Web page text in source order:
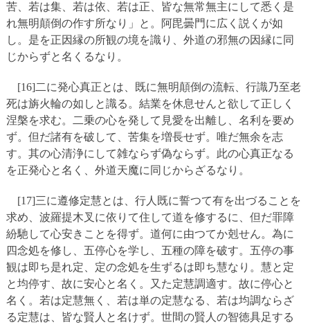
苦、若は集、若は依、若は正、皆な無常無主にして悉く是
れ無明顛倒の作す所なり」と。阿毘曇門に広く説くが如
し。是を正因縁の所観の境を識り、外道の邪無の因縁に同
じからずと名くるなり。
[16]二に発心真正とは、既に無明顛倒の流転、行識乃至老
死は旃火輪の如しと識る。結業を休息せんと欲して正しく
涅槃を求む。二乗の心を発して見愛を出離し、名利を要め
ず。但だ諸有を破して、苦集を増長せず。唯だ無余を志
す。其の心清浄にして雑ならず偽ならず。此の心真正なる
を正発心と名く、外道天魔に同じからざるなり。
[17]三に遵修定慧とは、行人既に誓つて有を出づることを
求め、波羅提木叉に依りて住して道を修するに、但だ罪障
紛馳して心安きことを得ず。道何に由つてか剋せん。為に
四念処を修し、五停心を学し、五種の障を破す。五停の事
観は即ち是れ定、定の念処を生ずるは即ち慧なり。慧と定
と均停す、故に安心と名く。又た定慧調適す。故に停心と
名く。若は定慧無く、若は単の定慧なる、若は均調ならざ
る定慧は、皆な賢人と名けず。世間の賢人の智徳具足する